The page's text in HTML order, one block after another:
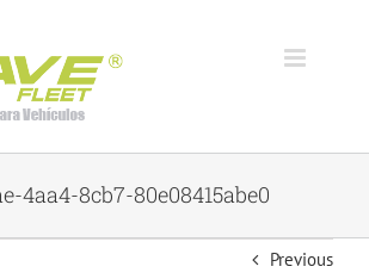
4aa4-8cb7-80e08415abe0
Previous